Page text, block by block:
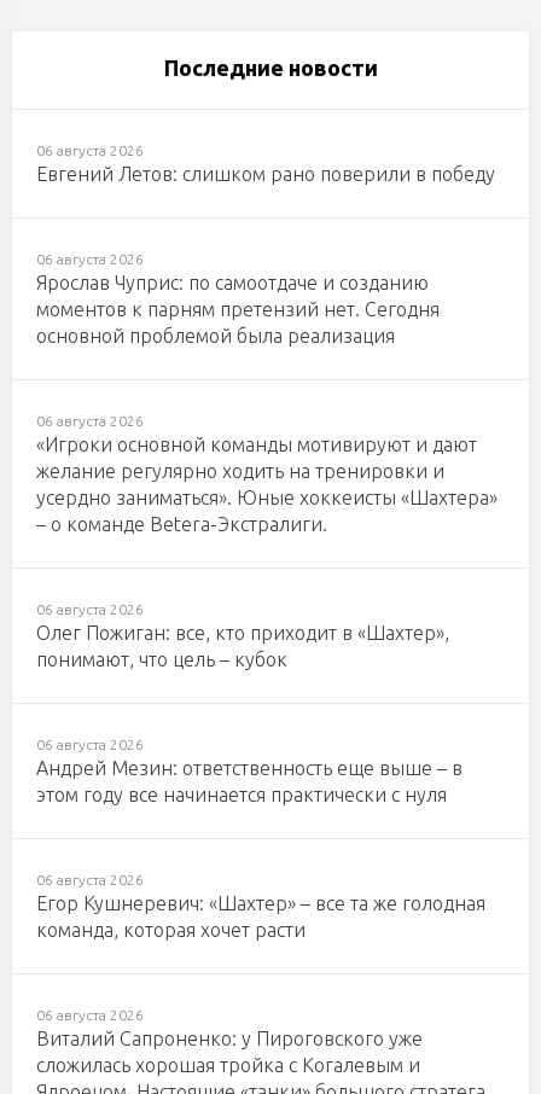
Последние новости
06 августа 2026
Евгений Летов: слишком рано поверили в победу
06 августа 2026
Ярослав Чуприс: по самоотдаче и созданию
моментов к парням претензий нет. Сегодня
основной проблемой была реализация
06 августа 2026
«Игроки основной команды мотивируют и дают
желание регулярно ходить на тренировки и
усердно заниматься». Юные хоккеисты «Шахтера»
– о команде Betera-Экстралиги.
06 августа 2026
Олег Пожиган: все, кто приходит в «Шахтер»,
понимают, что цель – кубок
06 августа 2026
Андрей Мезин: ответственность еще выше – в
этом году все начинается практически с нуля
06 августа 2026
Егор Кушнеревич: «Шахтер» – все та же голодная
команда, которая хочет расти
06 августа 2026
Виталий Сапроненко: у Пироговского уже
сложилась хорошая тройка с Когалевым и